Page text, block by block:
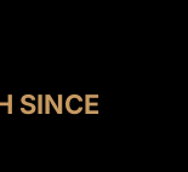
SINCE